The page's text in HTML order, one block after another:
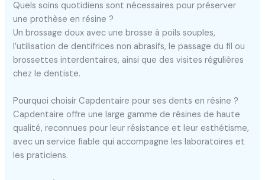
Quels soins quotidiens sont nécessaires pour préserver
une prothèse en résine ?
Un brossage doux avec une brosse à poils souples,
l’utilisation de dentifrices non abrasifs, le passage du fil ou
brossettes interdentaires, ainsi que des visites régulières
chez le dentiste.
Pourquoi choisir Capdentaire pour ses dents en résine ?
Capdentaire offre une large gamme de résines de haute
qualité, reconnues pour leur résistance et leur esthétisme,
avec un service fiable qui accompagne les laboratoires et
les praticiens.